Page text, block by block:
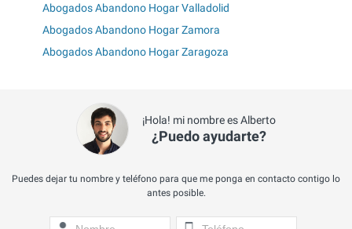
Abogados Abandono Hogar Valladolid
Abogados Abandono Hogar Zamora
Abogados Abandono Hogar Zaragoza
¡Hola! mi nombre es Alberto
¿Puedo ayudarte?
Puedes dejar tu nombre y teléfono para que me ponga en contacto contigo lo
antes posible.